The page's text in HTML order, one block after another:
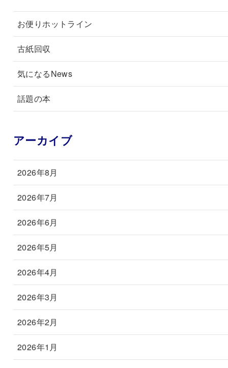
お便りホットライン
古紙回収
気になるNews
話題の本
アーカイブ
2026年8月
2026年7月
2026年6月
2026年5月
2026年4月
2026年3月
2026年2月
2026年1月